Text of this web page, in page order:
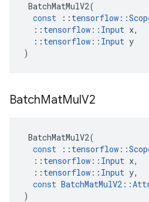
BatchMatMulV2(
const
:: tensorflow ::
:: tensorflow :: Input x,
:: tensorflow :: Input y
)
BatchMatMulV2
BatchMatMulV2(
const
:: tensorflow ::
:: tensorflow :: Input x,
:: tensorflow :: Input y,
const BatchMatMulV2 ::
)